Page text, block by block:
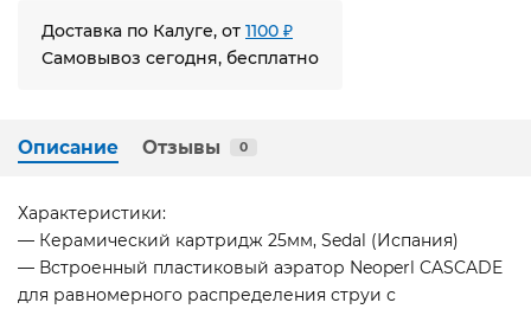
Доставка по Калуге, от 1100 ₽
Самовывоз сегодня, бесплатно
Описание Отзывы 0
Характеристики:
— Керамический картридж 25мм, Sedal (Испания)
— Встроенный пластиковый аэратор Neoperl CASCADE
для равномерного распределения струи с